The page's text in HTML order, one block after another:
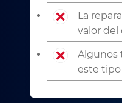
La
valor del
Algunos
este